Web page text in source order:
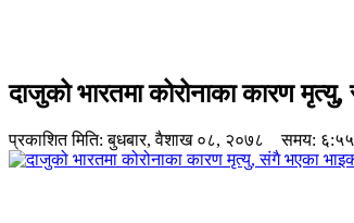
दाजुको भारतमा कोरोनाका कारण
प्रकाशित मिति:बुधबार, वैशाख ०८, २०७८ समय: